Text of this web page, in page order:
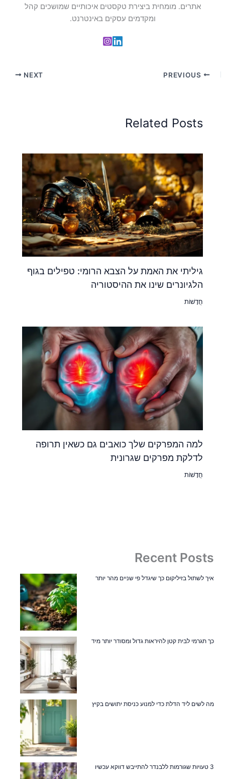
אתרים. מומחית ביצירת טקסטים איכותיים שמושכים קהל
ומקדמים עסקים באינטרנט.
NEXT
Related Posts
גיליתי את האמת על הצבא הרומי: טפילים בגוף
הלגיונרים שינו את ההיסטוריה
חֲדָשׁוֹת
למה המפרקים שלך כואבים גם כשאין תרופה
לדלקת מפרקים שגרונית
חֲדָשׁוֹת
Recent Posts
איך לשתול בזיליקום כך שיגדל פי שניים מהר יותר
כך תגרמי לבית קטן להיראות גדול ומסודר יותר מיד
מה לשים ליד הדלת כדי למנוע כניסת יתושים בקיץ
3 טעויות שגורמות ללבנדר להתייבש דווקא עכשיו